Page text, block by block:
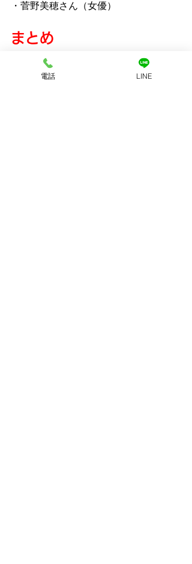
・菅野美穂さん（女優）
まとめ
いかがでしたか？アルハンブラシリー
ズは普段使いや特別な日に幸運を呼ん
電話 LINE